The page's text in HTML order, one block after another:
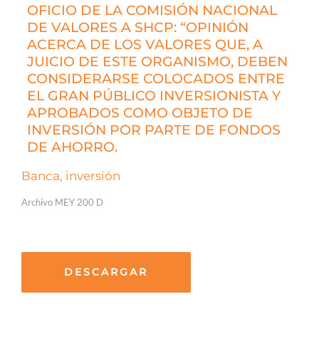
OFICIO DE LA COMISIÓN NACIONAL
DE VALORES A SHCP: “OPINIÓN
ACERCA DE LOS VALORES QUE, A
JUICIO DE ESTE ORGANISMO, DEBEN
CONSIDERARSE COLOCADOS ENTRE
EL GRAN PÚBLICO INVERSIONISTA Y
APROBADOS COMO OBJETO DE
INVERSIÓN POR PARTE DE FONDOS
DE AHORRO.
Banca, inversión
Archivo MEY 200 D
DESCARGAR